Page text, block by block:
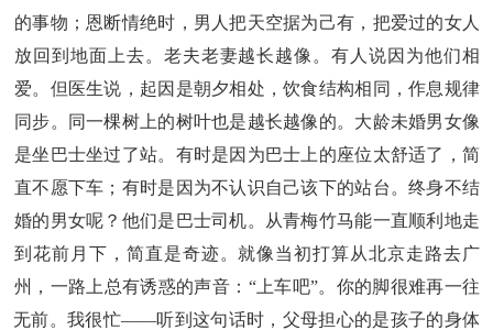
的事物；恩断情绝时，男人把天空据为己有，把爱过的女人
放回到地面上去。老夫老妻越长越像。有人说因为他们相
爱。但医生说，起因是朝夕相处，饮食结构相同，作息规律
同步。同一棵树上的树叶也是越长越像的。大龄未婚男女像
是坐巴士坐过了站。有时是因为巴士上的座位太舒适了，简
直不愿下车；有时是因为不认识自己该下的站台。终身不结
婚的男女呢？他们是巴士司机。从青梅竹马能一直顺利地走
到花前月下，简直是奇迹。就像当初打算从北京走路去广
州，一路上总有诱惑的声音：“上车吧”。你的脚很难再一往
无前。我很忙——听到这句话时，父母担心的是孩子的身体